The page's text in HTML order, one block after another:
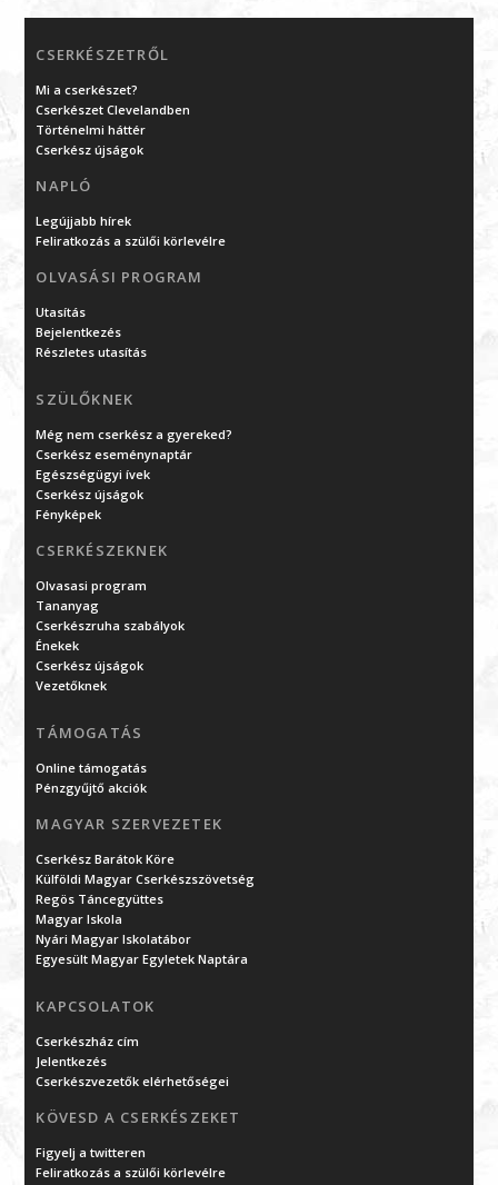
CSERKÉSZETRŐL
Mi a cserkészet?
Cserkészet Clevelandben
Történelmi háttér
Cserkész újságok
NAPLÓ
Legújjabb hírek
Feliratkozás a szülői körlevélre
OLVASÁSI PROGRAM
Utasítás
Bejelentkezés
Részletes utasítás
SZÜLŐKNEK
Még nem cserkész a gyereked?
Cserkész eseménynaptár
Egészségügyi ívek
Cserkész újságok
Fényképek
CSERKÉSZEKNEK
Olvasasi program
Tananyag
Cserkészruha szabályok
Énekek
Cserkész újságok
Vezetőknek
TÁMOGATÁS
Online támogatás
Pénzgyűjtő akciók
MAGYAR SZERVEZETEK
Cserkész Barátok Köre
Külföldi Magyar Cserkészszövetség
Regös Táncegyüttes
Magyar Iskola
Nyári Magyar Iskolatábor
Egyesült Magyar Egyletek Naptára
KAPCSOLATOK
Cserkészház cím
Jelentkezés
Cserkészvezetők elérhetőségei
KÖVESD A CSERKÉSZEKET
Figyelj a twitteren
Feliratkozás a szülői körlevélre